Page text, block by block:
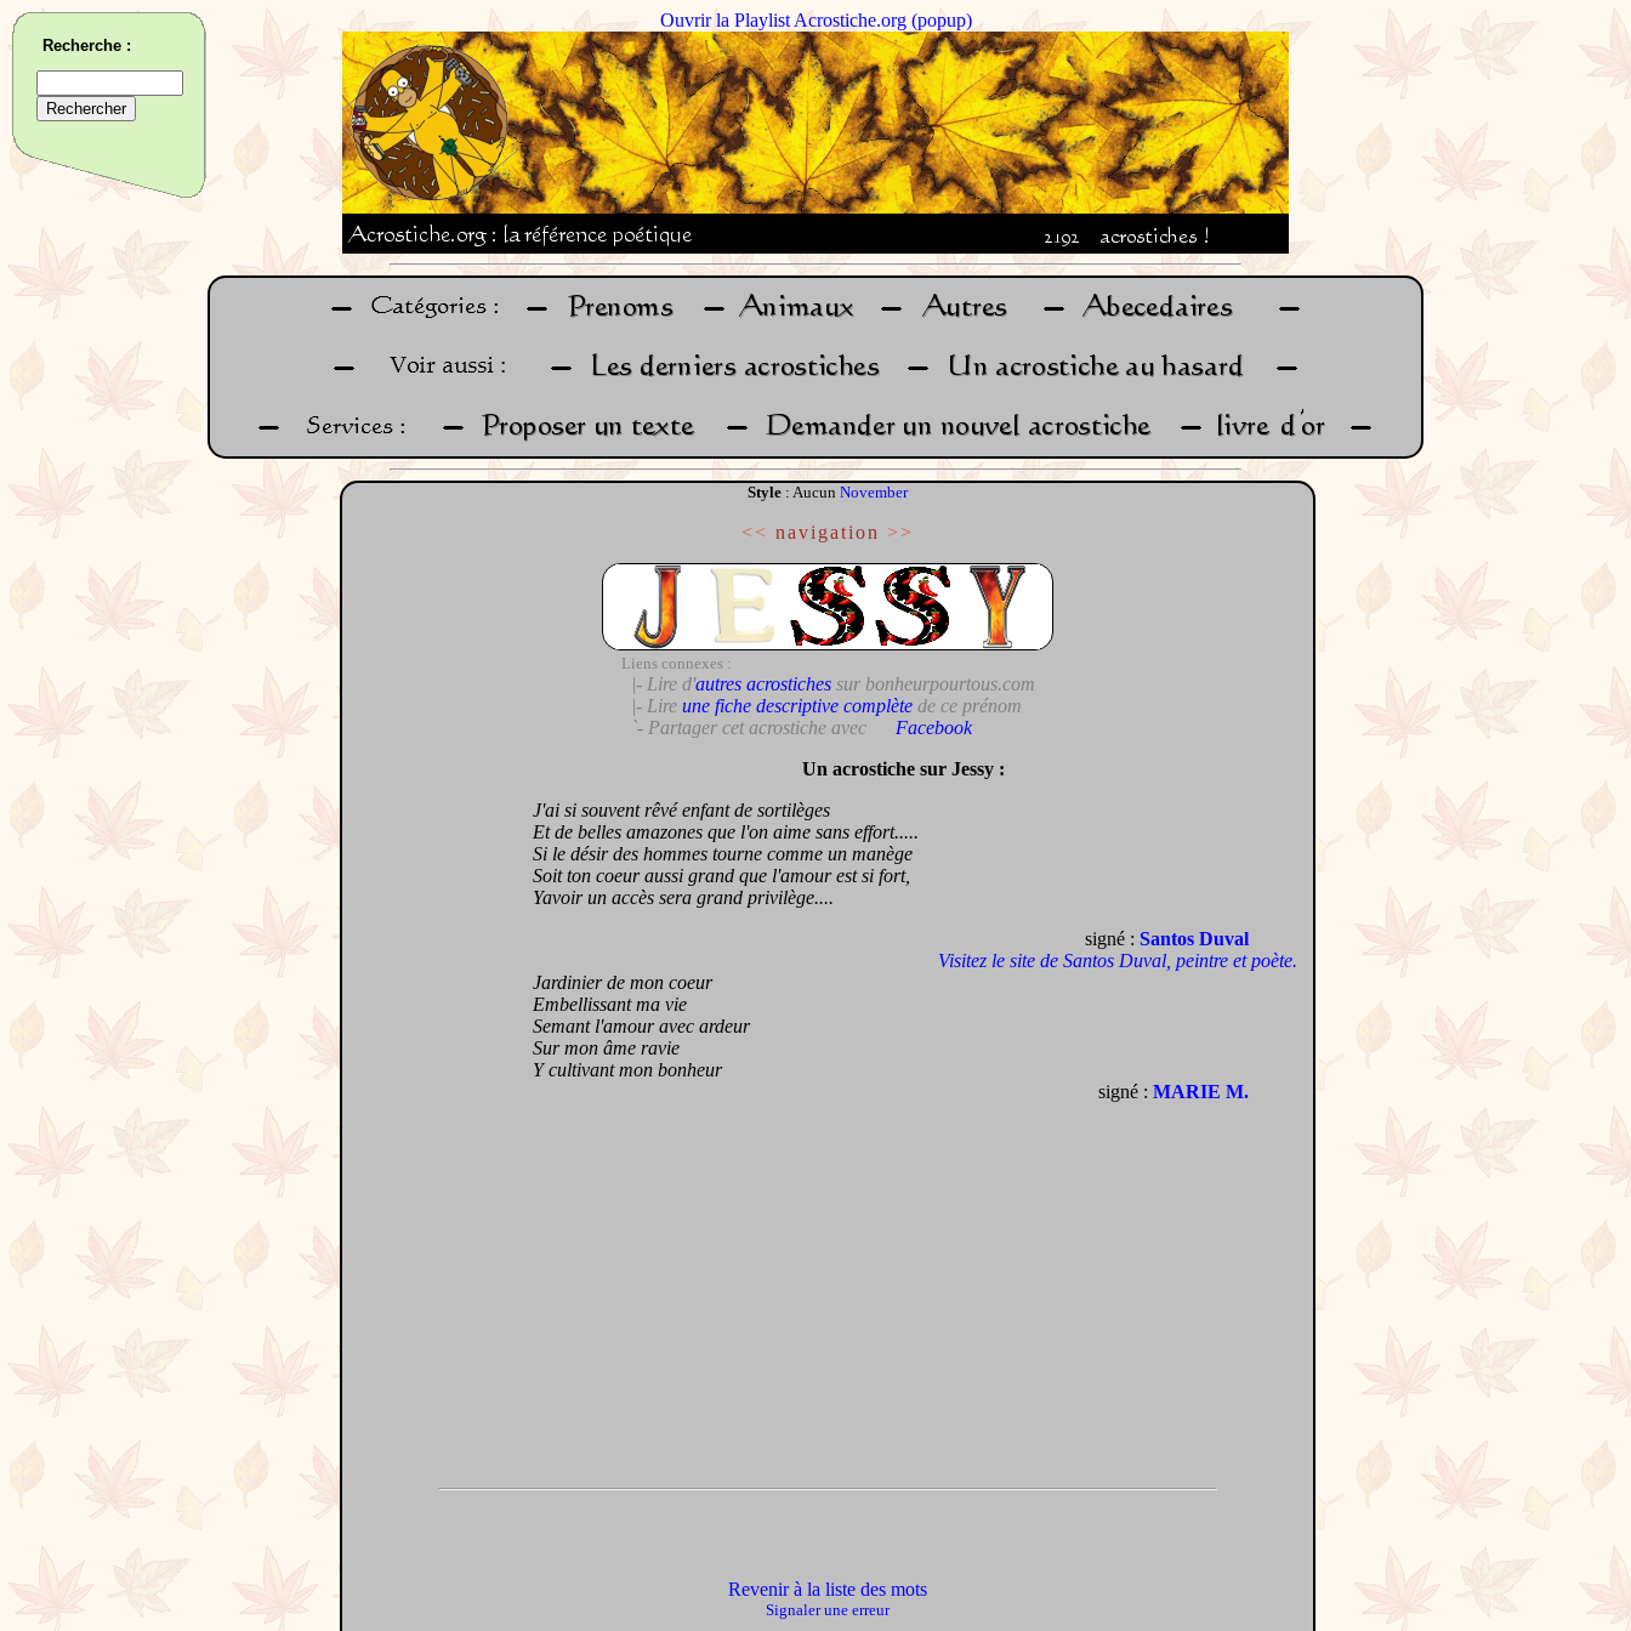
Ouvrir la Playlist Acrostiche.org (popup)
Style : Aucun November
<< navigation >>
Liens connexes :
|- Lire d'autres acrostichessur bonheurpourtous.com
|- Lire une fiche descriptive complètede ce prénom
`- Partager cet acrostiche avec
Facebook
Un acrostiche sur Jessy :
J'ai si souvent rêvé enfant de sortilèges
Et de belles amazones que l'on aime sans effort.....
Si le désir des hommes tourne comme un manège
Soit ton coeur aussi grand que l'amour est si fort,
Yavoir un accès sera grand privilège....
signé : Santos Duval
Visitez le site de Santos Duval, peintre et poète.
Jardinier de mon coeur
Embellissant ma vie
Semant l'amour avec ardeur
Sur mon âme ravie
Y cultivant mon bonheur
signé : MARIE M.
Revenir à la liste des mots
Signaler une erreur
Recherche :